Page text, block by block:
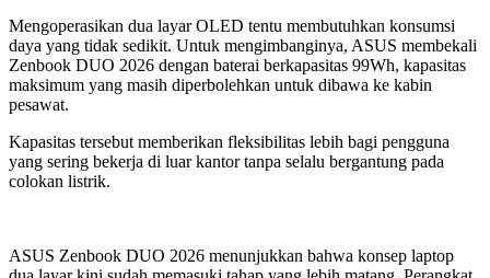
Mengoperasikan dua layar OLED tentu membutuhkan konsumsi
daya yang tidak sedikit. Untuk mengimbanginya, ASUS membekali
Zenbook DUO 2026 dengan baterai berkapasitas 99Wh, kapasitas
maksimum yang masih diperbolehkan untuk dibawa ke kabin
pesawat.
Kapasitas tersebut memberikan fleksibilitas lebih bagi pengguna
yang sering bekerja di luar kantor tanpa selalu bergantung pada
colokan listrik.
ASUS Zenbook DUO 2026 menunjukkan bahwa konsep laptop